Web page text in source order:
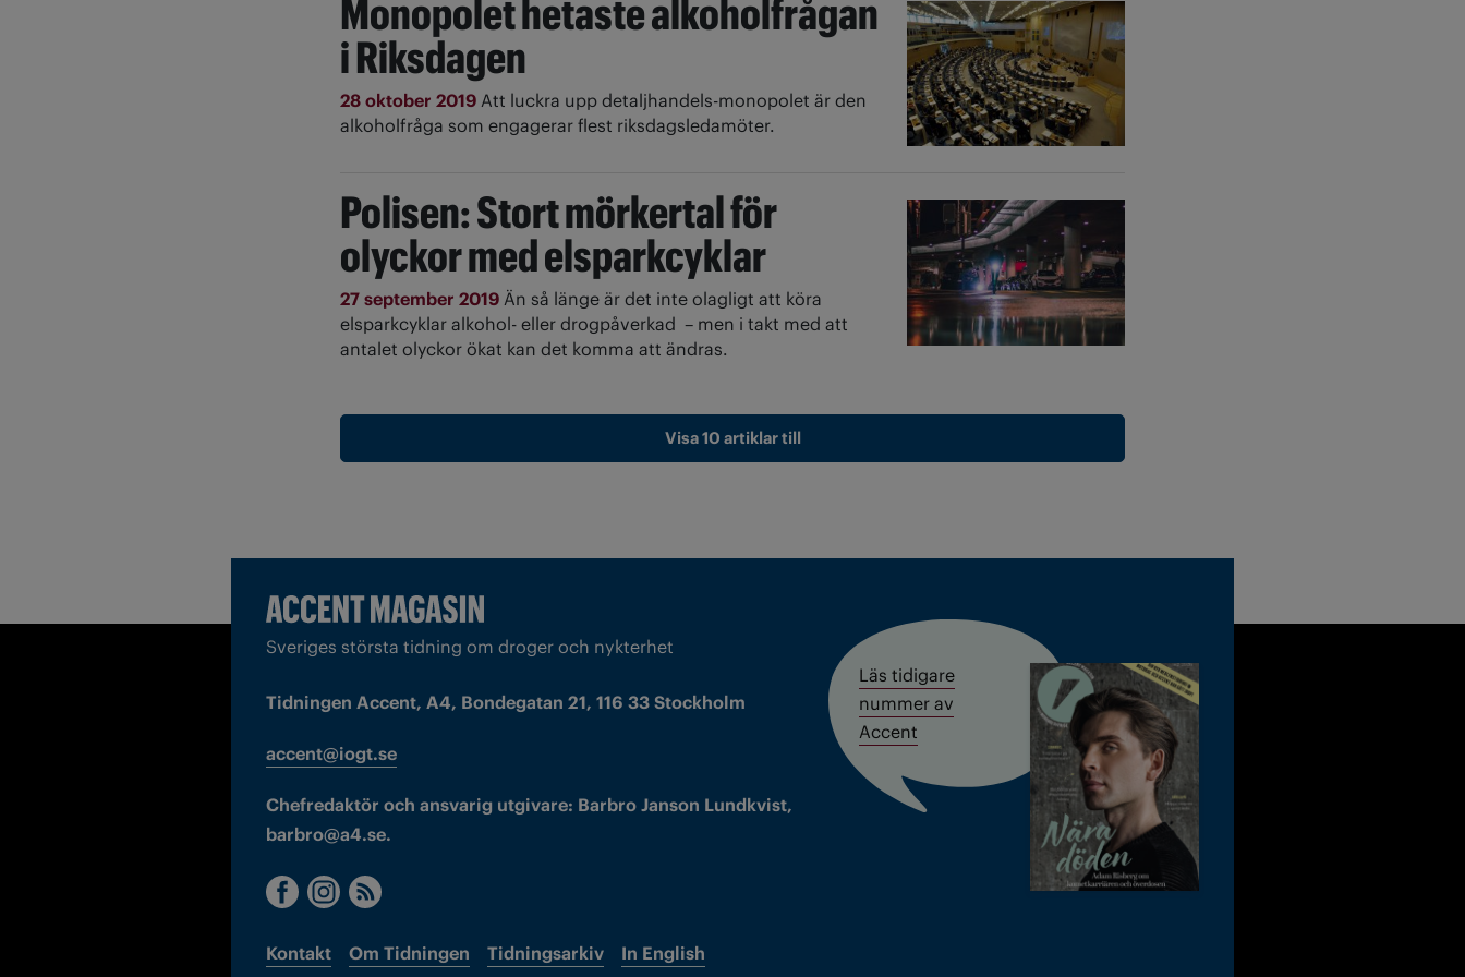
Monopolet hetaste alkoholfrågan
i Riksdagen
28 oktober 2019 Att luckra upp detaljhandels-monopolet är den
alkoholfråga som engagerar flest riksdagsledamöter.
Polisen: Stort mörkertal för
olyckor med elsparkcyklar
27 september 2019 Än så länge är det inte olagligt att köra
elsparkcyklar alkohol- eller drogpåverkad – men i takt med att
antalet olyckor ökat kan det komma att ändras.
Visa 10 artiklar till
Sveriges största tidning om droger och nykterhet
Tidningen Accent, A4, Bondegatan 21, 116 33 Stockholm
accent@iogt.se
Chefredaktör och ansvarig utgivare: Barbro Janson Lundkvist,
barbro@a4.se.
Kontakt Om Tidningen Tidningsarkiv In English
Läs tidigare
nummer av
Accent